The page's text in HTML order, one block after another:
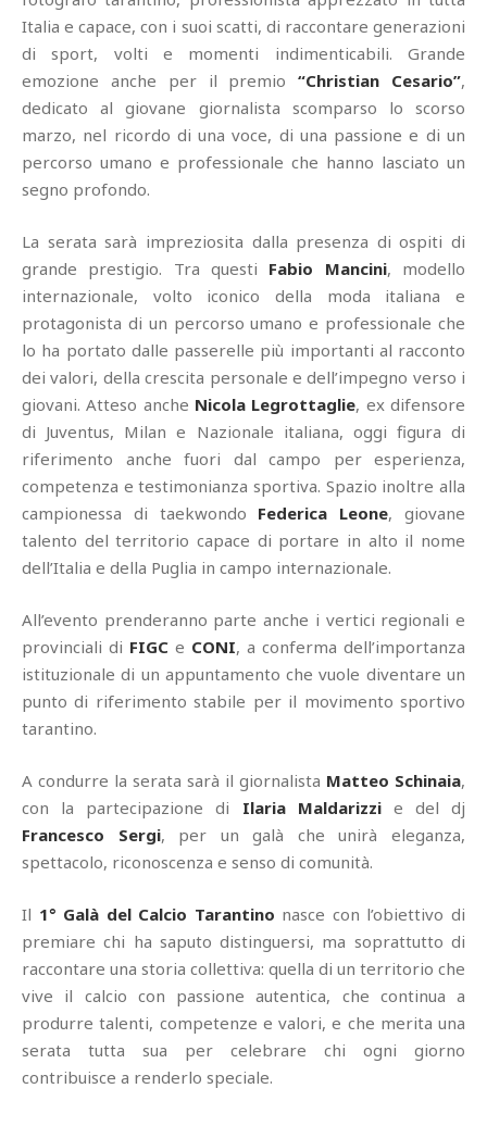
Italia e capace, con i suoi scatti, di raccontare generazioni
di sport, volti e momenti indimenticabili. Grande
emozione anche per il premio“Christian Cesario”,
dedicato al giovane giornalista scomparso lo scorso
marzo, nel ricordo di una voce, di una passione e di un
percorso umano e professionale che hanno lasciato un
segno profondo.
La serata sarà impreziosita dalla presenza di ospiti di
grande prestigio. Tra questi Fabio Mancini, modello
internazionale, volto iconico della moda italiana e
protagonista di un percorso umano e professionale che
lo ha portato dalle passerelle più importanti al racconto
dei valori, della crescita personale e dell’impegno verso i
giovani. Atteso anche Nicola Legrottaglie, ex difensore
di Juventus, Milan e Nazionale italiana, oggi figura di
riferimento anche fuori dal campo per esperienza,
competenza e testimonianza sportiva. Spazio inoltre alla
campionessa di taekwondo Federica Leone, giovane
talento del territorio capace di portare in alto il nome
dell’Italia e della Puglia in campo internazionale.
All’evento prenderanno parte anche i vertici regionali e
provinciali di FIGC e CONI, a conferma dell’importanza
istituzionale di un appuntamento che vuole diventare un
punto di riferimento stabile per il movimento sportivo
tarantino.
A condurre la serata sarà il giornalista Matteo Schinaia,
con la partecipazione di Ilaria Maldarizzie del dj
Francesco Sergi, per un galà che unirà eleganza,
spettacolo, riconoscenza e senso di comunità.
Il 1° Galà del Calcio Tarantino nasce con l’obiettivo di
premiare chi ha saputo distinguersi, ma soprattutto di
raccontare una storia collettiva: quella di un territorio che
vive il calcio con passione autentica, che continua a
produrre talenti, competenze e valori, e che merita una
serata tutta sua per celebrare chi ogni giorno
contribuisce a renderlo speciale.